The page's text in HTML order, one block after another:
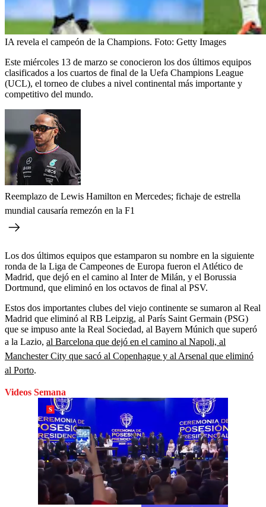
IA revela el campeón de la Champions. Foto: Getty Images
Este miércoles 13 de marzo se conocieron los dos últimos equipos
clasificados a los cuartos de final de la Uefa Champions League
(UCL), el torneo de clubes a nivel continental más importante y
competitivo del mundo.
Reemplazo de Lewis Hamilton en Mercedes; fichaje de estrella
mundial causaría remezón en la F1
Los dos últimos equipos que estamparon su nombre en la siguiente
ronda de la Liga de Campeones de Europa fueron el Atlético de
Madrid, que dejó en el camino al Inter de Milán, y el Borussia
Dortmund, que eliminó en los octavos de final al PSV.
Estos dos importantes clubes del viejo continente se sumaron al Real
Madrid que eliminó al RB Leipzig, al París Saint Germain (PSG)
que se impuso ante la Real Sociedad, al Bayern Múnich que superó
a la Lazio, al Barcelona que dejó en el camino al Napoli, al
Manchester City que sacó al Copenhague y al Arsenal que eliminó
al Porto.
Videos Semana